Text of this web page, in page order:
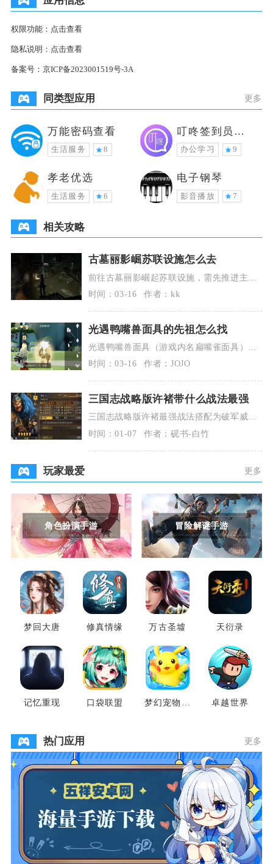
权限功能： 点击查看
隐私说明： 点击查看
备案号： 京ICP备2023001519号-3A
同类型应用 更多
万能密码查看
生活服务 8
叮咚签到员工
版
办公学习 9
孝老优选
生活服务 6
电子钢琴
影音播放 7
相关攻略
古墓丽影崛苏联设施怎么去
前往古墓丽影崛起苏联设施，需先推进主线
剧情解锁区域，再通过大本营快速旅行或按
固定路线抵达，
时间：03-16 作者：kk
光遇鸭嘴兽面具的先祖怎么找
光遇鸭嘴兽面具（游戏内名扁嘴雀面具）对
应的是音韵季致敬艺术家旅行先祖，仅在复
刻活动期间限时
时间：03-16 作者：JOJO
三国志战略版许褚带什么战法最强
三国志战略版许褚最强战法搭配为破军威胜
+轻勇飞燕，这套组合能最大化虎痴锁敌增
伤机制，兼顾爆
时间：01-07 作者：砚书-白竹
玩家最爱 更多
角色扮演手游 冒险解谜手游
梦回大唐 修真情缘 万古圣墟 天衍录
记忆重现 口袋联盟
梦幻宠物联
卓越世界
热门应用 更多